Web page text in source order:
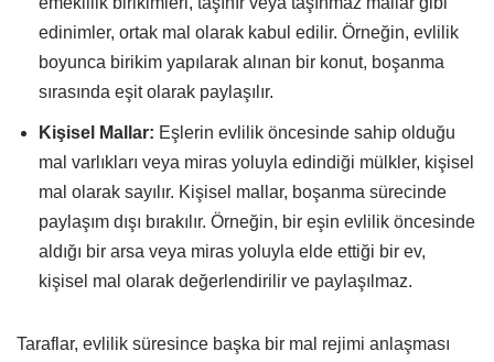
edinimler, ortak mal olarak kabul edilir. Örneğin, evlilik
boyunca birikim yapılarak alınan bir konut, boşanma
sırasında eşit olarak paylaşılır.
Kişisel Mallar: Eşlerin evlilik öncesinde sahip olduğu
mal varlıkları veya miras yoluyla edindiği mülkler, kişisel
mal olarak sayılır. Kişisel mallar, boşanma sürecinde
paylaşım dışı bırakılır. Örneğin, bir eşin evlilik öncesinde
aldığı bir arsa veya miras yoluyla elde ettiği bir ev,
kişisel mal olarak değerlendirilir ve paylaşılmaz.
Taraflar, evlilik süresince başka bir mal rejimi anlaşması